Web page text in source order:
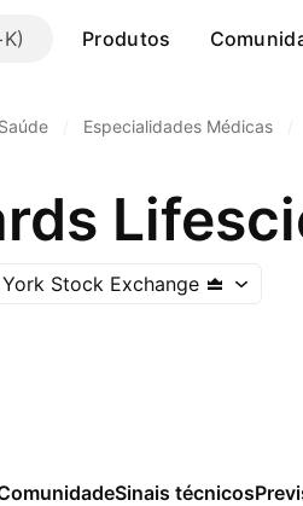
Produtos
Especialidades Médicas
Stock Exchange
Sinais técnicos